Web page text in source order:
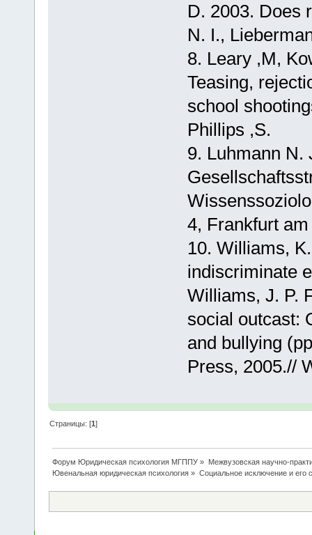
D. 2003. Does
N. I.,
8. Leary ,M,
Teasing,
school
Phillips ,S.
9. Luhmann N.
4, Frankfurt
10. Williams,
indiscriminate
Williams, J. P.
social outcast:
and bullying
Press, 2005.//
Страницы: [1]
Форум Юридическая психология МГППУ » Межвузовская научно-
Ювенальная юридическая психология » Социальное исключение и его